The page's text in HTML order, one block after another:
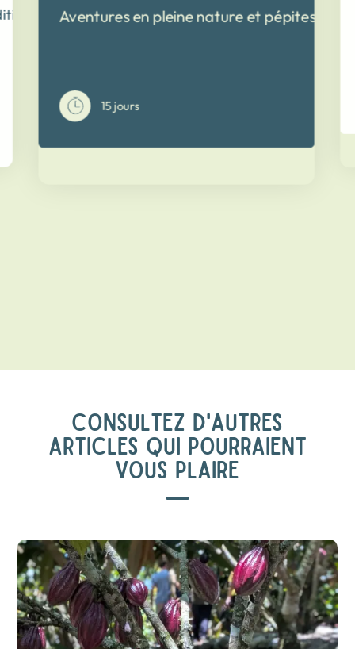
exceptionnelle pour découvrir toutes les merveilles
Aventures en pleine nature et pépites du
15 jours
CONSULTEZ D'AUTRES
ARTICLES QUI POURRAIENT
VOUS PLAIRE